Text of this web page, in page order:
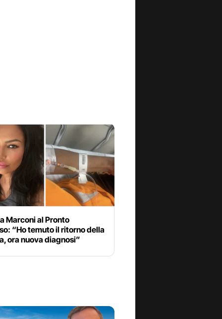
Marconi al Pronto
“Ho temuto il ritorno della
ora nuova diagnosi”